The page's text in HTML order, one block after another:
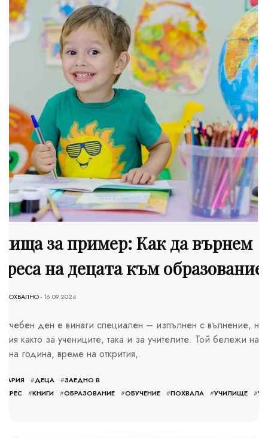
за пример: Как да върнем
на децата към
ПОХВАЛНО- 16.09.2024
учебен ден е винаги специален – изпълнен с вълнение,
както за учениците, така и за учителите. Той бележи
година, време на открития,.
#ДЕЦА #ЗАЕДНО В
#КНИГИ #ОБРАЗОВАНИЕ #ОБУЧЕНИЕ #ПОХВАЛА #УЧИЛИЩЕ #